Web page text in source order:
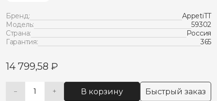
Бренд:
AppetiTT
Модель:
59302
Страна:
Россия
Гарантия:
365
14 799,58 ₽
−
Количество + В корзину Быстрый заказ
Alternative: